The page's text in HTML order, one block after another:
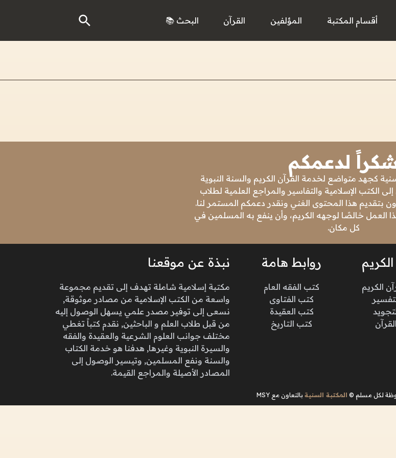
أقسام المكتبة المؤلفين القرآن البحث 📚
لدعمكم
كجهد متواضع لخدمة القرآن الكريم والسنة النبوية
الكتب الإسلامية والتفاسير والمراجع العلمية لطلاب
بتقديم هذا المحتوى الغني ونقدر دعمكم المستمر لنا.
العمل خالصًا لوجهه الكريم، وأن ينفع به المسلمين في
كل مكان.
الكريم
روابط هامة
كتب الفقه العام
كتب الفتاوى
كتب العقيدة
كتب التاريخ
نبذة عن موقعنا
مكتبة إسلامية شاملة تهدف إلى تقديم مجموعة
واسعة من الكتب الإسلامية من مصادر موثوقة,
نسعى إلى توفير مصدر علمي يسهل الوصول إليه
من قبل طلاب العلم و الباحثين, نقدم كتباً تغطي
مختلف جوانب العلوم الشرعية والعقيدة والفقه
والسيرة النبوية وغيرها, هدفنا هو خدمة الكتاب
والسنة ونفع المسلمين, وتيسير الوصول إلى
المصادر الأصيلة والمراجع القيمة.
لكل مسلم © المكتبة السنية بالتعاون مع MSY